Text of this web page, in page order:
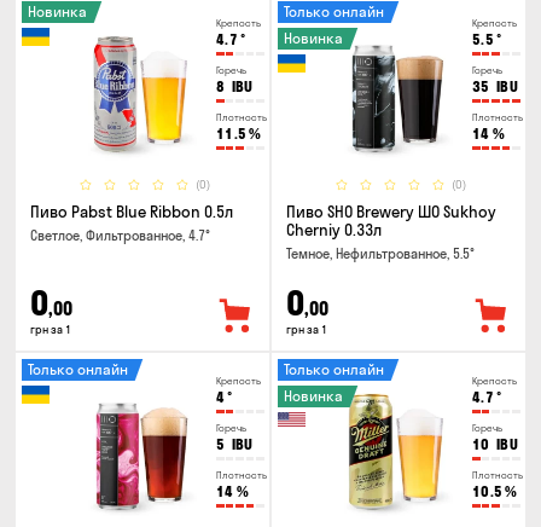
Крепость
4.7 °
Горечь
8 IBU
Плотность
11.5 %
(0)
Новинка
Пиво Pabst Blue Ribbon 0.5л
Светлое, Фильтрованное, 4.7°
0,00
грн за 1
Крепость
5.5 °
Горечь
35 IBU
Плотность
14 %
(0)
Только онлайн
Новинка
Пиво SHO Brewery ШО Sukhoy
Cherniy 0.33л
Темное, Нефильтрованное, 5.5°
0,00
грн за 1
Крепость
4°
Горечь
5 IBU
Плотность
14 %
Только онлайн
Крепость
4.7 °
Горечь
10 IBU
Плотность
10.5 %
Только онлайн
Новинка